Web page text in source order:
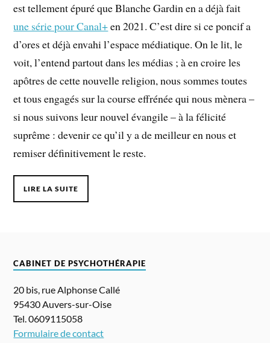
est tellement épuré que Blanche Gardin en a déjà fait
une série pour Canal+en 2021. C’est dire si ce poncif a
d’ores et déjà envahi l’espace médiatique. On le lit, le
voit, l’entend partout dans les médias ; à en croire les
apôtres de cette nouvelle religion, nous sommes toutes
et tous engagés sur la course effrénée qui nous mènera –
si nous suivons leur nouvel évangile – à la félicité
suprême : devenir ce qu’il y a de meilleur en nous et
remiser définitivement le reste.
LIRE LA SUITE
CABINET DE PSYCHOTHÉRAPIE
20 bis, rue Alphonse Callé
95430 Auvers-sur-Oise
Tel. 0609115058
Formulaire de contact